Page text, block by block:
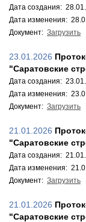
Дата создания:
Дата изменения:
Документ: Загрузить
23.01.2026
"Саратовские
Дата создания:
Дата изменения:
Документ: Загрузить
21.01.2026
"Саратовские
Дата создания:
Дата изменения:
Документ: Загрузить
21.01.2026
"Саратовские